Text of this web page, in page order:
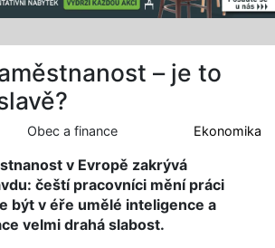
– je to
Obec a finance Ekonomika
v Evropě zakrývá
čeští pracovníci mění práci
být v éře umělé inteligence a
velmi drahá slabost.